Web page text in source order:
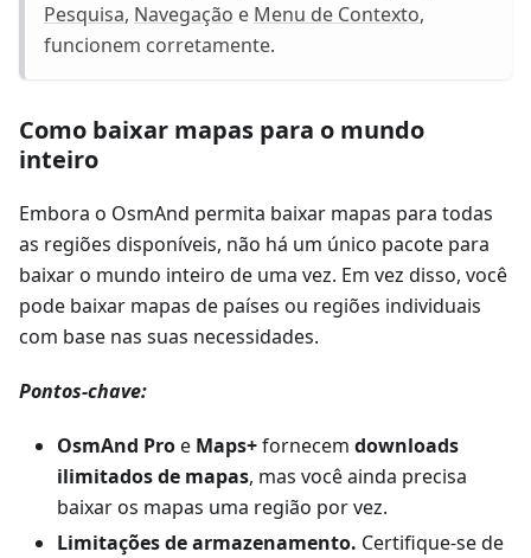
Pesquisa, Navegação e Menu de Contexto,
funcionem corretamente.
Como baixar mapas para o mundo
inteiro
Embora o OsmAnd permita baixar mapas para todas
as regiões disponíveis, não há um único pacote para
baixar o mundo inteiro de uma vez. Em vez disso, você
pode baixar mapas de países ou regiões individuais
com base nas suas necessidades.
Pontos-chave:
OsmAnd Proe Maps+fornecem downloads
ilimitados de mapas, mas você ainda precisa
baixar os mapas uma região por vez.
Limitações de armazenamento. Certifique-se de